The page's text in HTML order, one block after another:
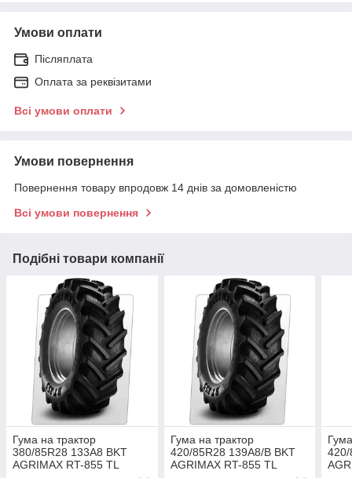
Умови оплати
Післяплата
Оплата за реквізитами
Всі умови оплати
Умови повернення
Повернення товару впродовж 14 днів за домовленістю
Всі умови повернення
Подібні товари компанії
Гума на трактор
380/85R28 133A8 BKT
AGRIMAX RT-855 TL
Гума на трактор
420/85R28 139A8/B BKT
AGRIMAX RT-855 TL
420/